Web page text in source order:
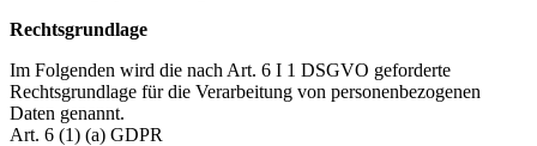
Rechtsgrundlage
Im Folgenden wird die nach Art. 6 I 1 DSGVO geforderte
Rechtsgrundlage für die Verarbeitung von personenbezogenen
Daten genannt.
Art. 6 (1) (a) GDPR